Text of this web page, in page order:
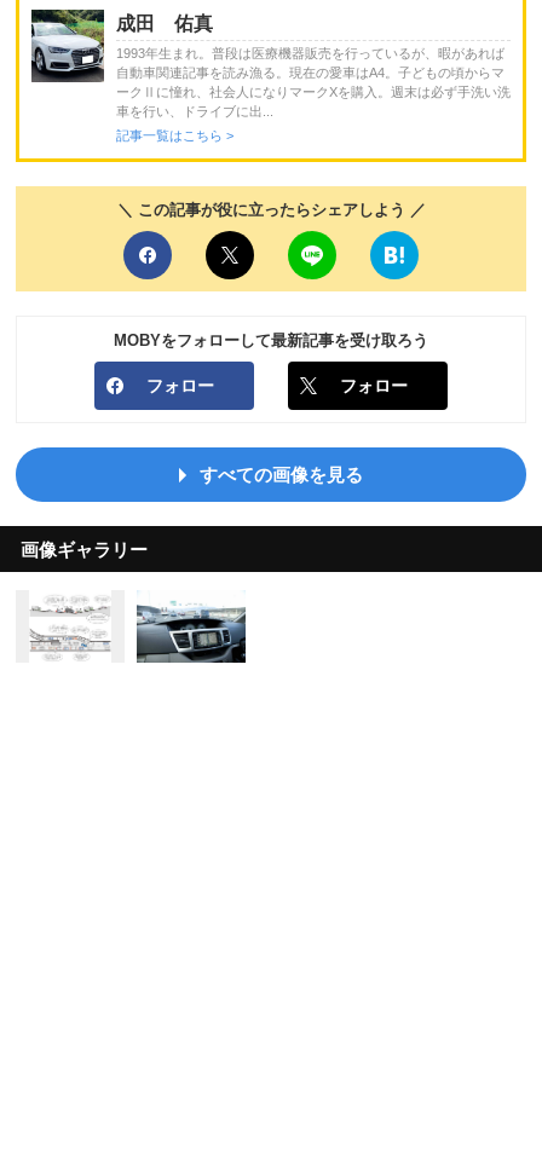
成田 佑真
1993年生まれ。普段は医療機器販売を行っているが、暇があれば
自動車関連記事を読み漁る。現在の愛車はA4。子どもの頃からマ
ークⅡに憧れ、社会人になりマークXを購入。週末は必ず手洗い洗
車を行い、ドライブに出...
記事一覧はこちら >
＼ この記事が役に立ったらシェアしよう ／
MOBYをフォローして最新記事を受け取ろう
フォロー フォロー
すべての画像を見る
画像ギャラリー